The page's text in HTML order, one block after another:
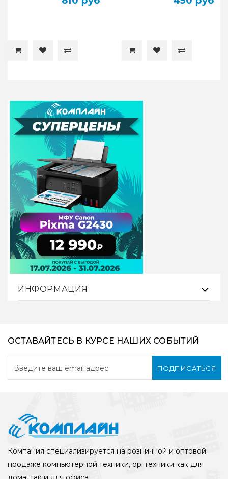
ИНФОРМАЦИЯ
ОСТАВАЙТЕСЬ В КУРСЕ НАШИХ СОБЫТИЙ
ПОДПИСАТЬСЯ
Компания специализируется на розничной и оптовой
продаже компьютерной техники, оргтехники как для